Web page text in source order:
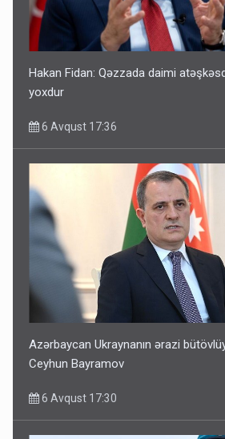
Hakan Fidan: Qəzzada daimi
yoxdur
6 Avqust 17:36
Azərbaycan Ukraynanın ərazi
Ceyhun Bayramov
6 Avqust 17:30